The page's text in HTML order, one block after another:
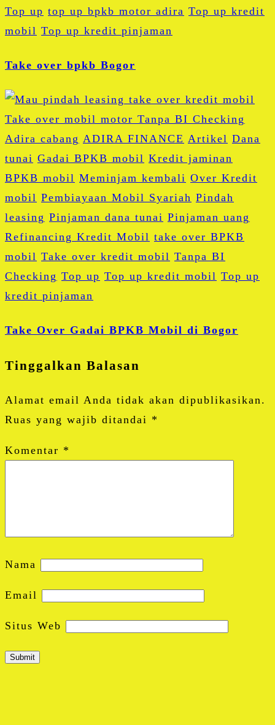
Top up top up bpkb motor adira Top up kredit
mobil Top up kredit pinjaman
Take over bpkb Bogor
Adira cabang ADIRA FINANCE Artikel Dana
tunai Gadai BPKB mobil Kredit jaminan
BPKB mobil Meminjam kembali Over Kredit
mobil Pembiayaan Mobil Syariah Pindah
leasing Pinjaman dana tunai Pinjaman uang
Refinancing Kredit Mobil take over BPKB
mobil Take over kredit mobil Tanpa BI
Checking Top up Top up kredit mobil Top up
kredit pinjaman
Take Over Gadai BPKB Mobil di Bogor
Tinggalkan Balasan
Alamat email Anda tidak akan dipublikasikan.
Ruas yang wajib ditandai *
Komentar *
Nama
Email
Situs Web